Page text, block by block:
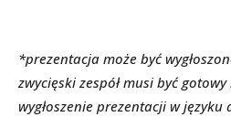
*prezentacja może być
zwycięski zespół musi być
wygłoszenie prezentacji w